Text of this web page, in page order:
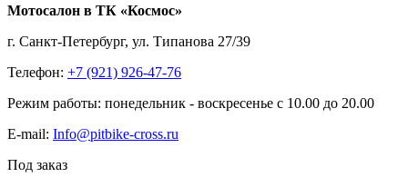
Мотосалон в ТК «Космос»
г. Санкт-Петербург, ул. Типанова 27/39
Телефон: +7 (921) 926-47-76
Режим работы: понедельник - воскресенье с 10.00 до 20.00
E-mail: Info@pitbike-cross.ru
Под заказ